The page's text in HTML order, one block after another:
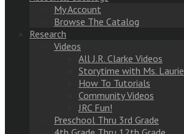
My Account
Browse The Catalog
Research
Videos
All J.R. Clarke Videos
Storytime with Ms. Laurie
How To Tutorials
Community Videos
JRC Fun!
Preschool Thru 3rd Grade